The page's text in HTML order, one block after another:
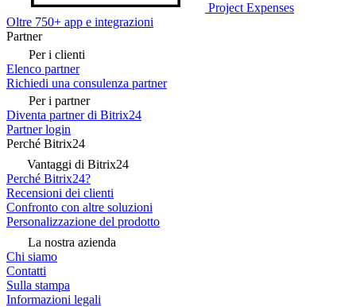
Project Expenses
Oltre 750+ app e integrazioni
Partner
Per i clienti
Elenco partner
Richiedi una consulenza partner
Per i partner
Diventa partner di Bitrix24
Partner login
Perché Bitrix24
Vantaggi di Bitrix24
Perché Bitrix24?
Recensioni dei clienti
Confronto con altre soluzioni
Personalizzazione del prodotto
La nostra azienda
Chi siamo
Contatti
Sulla stampa
Informazioni legali